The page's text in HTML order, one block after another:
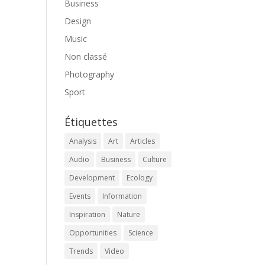
Business
Design
Music
Non classé
Photography
Sport
Étiquettes
Analysis Art
Articles
Audio
Business
Culture
Development
Ecology
Events
Information
Inspiration
Nature
Opportunities
Science
Trends
Video